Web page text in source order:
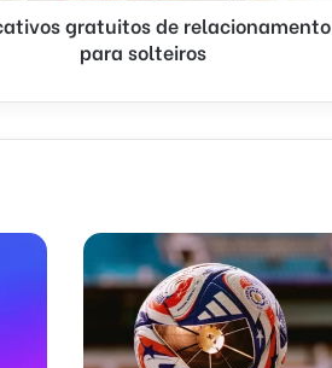
gratuitos de relacionamento
para solteiros